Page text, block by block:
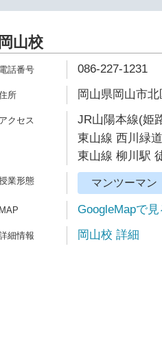
岡山校
086-227-1231
岡山県岡山市
JR山陽本線(姫
東山線 西川緑
東山線 柳川駅
マンツーマン
GoogleMapで見
岡山校 詳細